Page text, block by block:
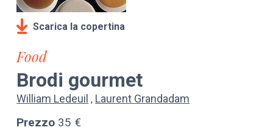
Scarica la copertina
Food
Brodi gourmet
William Ledeuil Laurent Grandadam
Prezzo 35 €